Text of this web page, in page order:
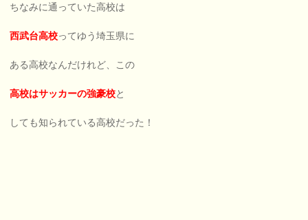
ちなみに通っていた高校は
西武台高校ってゆう埼玉県に
ある高校なんだけれど、この
高校はサッカーの強豪校と
しても知られている高校だった！